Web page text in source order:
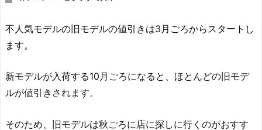
不人気モデルの旧モデルの値引きは3月ごろからスタートし
ます。
新モデルが入荷する10月ごろになると、ほとんどの旧モデ
ルが値引きされます。
そのため、旧モデルは秋ごろに店に探しに行くのがおすす